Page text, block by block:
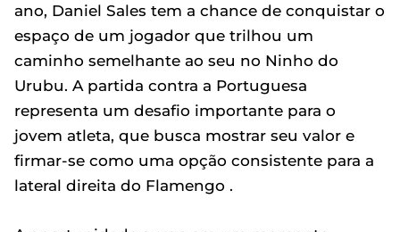
ano, Daniel Sales tem a chance de conquistar o
espaço de um jogador que trilhou um
caminho semelhante ao seu no Ninho do
Urubu. A partida contra a Portuguesa
representa um desafio importante para o
jovem atleta, que busca mostrar seu valor e
firmar-se como uma opção consistente para a
lateral direita do Flamengo .